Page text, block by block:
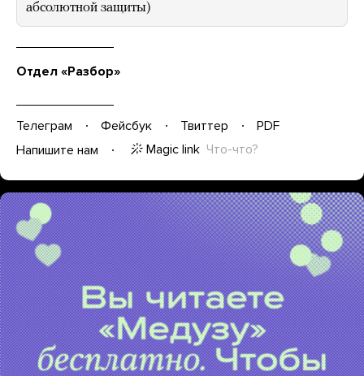
абсолютной защиты)
Отдел «Разбор»
Телеграм Фейсбук Твиттер
PDF
Напишите нам
Magic link Что-что?